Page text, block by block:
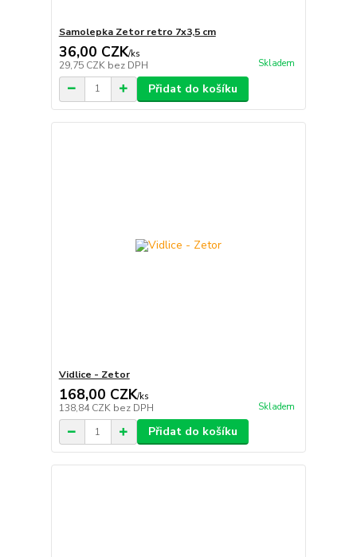
Samolepka Zetor retro 7x3,5 cm
36,00 CZK/ks
29,75 CZK bez DPH Skladem
Přidat do košíku
Vidlice - Zetor
168,00 CZK/ks
138,84 CZK bez DPH Skladem
Přidat do košíku